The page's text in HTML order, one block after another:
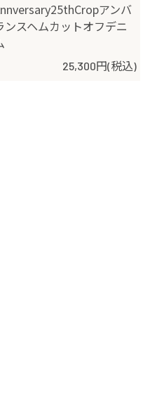
アンバ
ンスヘムカットオフデニ
25,300円(税込)